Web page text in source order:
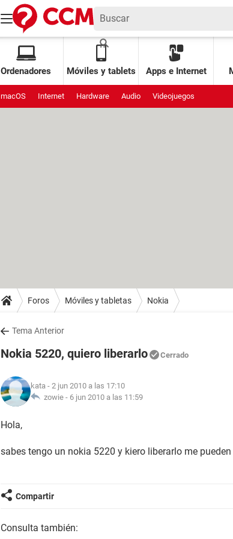
Ordenadores Móviles y tablets Apps e Internet
macOS Internet Hardware Audio Videojuegos
Foros Móviles y tabletas Nokia
Tema Anterior
Nokia 5220, quiero liberarlo Cerrado
kata - 2 jun 2010 a las 17:10
zowie - 6 jun 2010 a las 11:59
Hola,
sabes tengo un nokia 5220 y kiero liberarlo me
Compartir
Consulta también: